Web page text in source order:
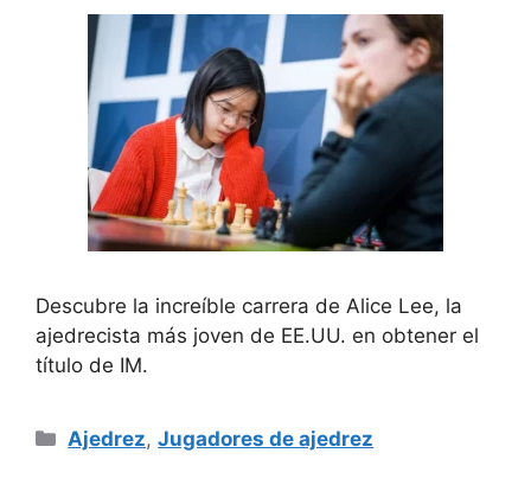
Descubre la increíble carrera de Alice Lee, la
ajedrecista más joven de EE.UU. en obtener el
título de IM.
Categorías
Ajedrez,Jugadores de ajedrez